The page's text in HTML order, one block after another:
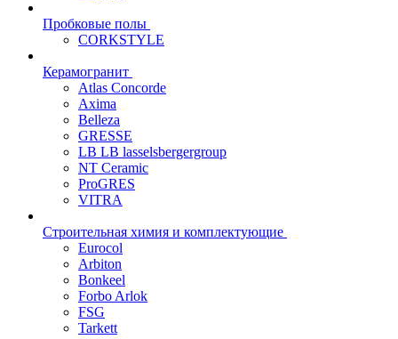
Пробковые полы
CORKSTYLE
Керамогранит
Atlas Concorde
Axima
Belleza
GRESSE
LB LB lasselsbergergroup
NT Ceramic
ProGRES
VITRA
Строительная химия и комплектующие
Eurocol
Arbiton
Bonkeel
Forbo Arlok
FSG
Tarkett